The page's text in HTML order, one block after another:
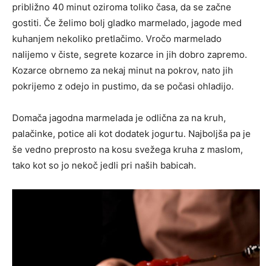
približno 40 minut oziroma toliko časa, da se začne
gostiti. Če želimo bolj gladko marmelado, jagode med
kuhanjem nekoliko pretlačimo. Vročo marmelado
nalijemo v čiste, segrete kozarce in jih dobro zapremo.
Kozarce obrnemo za nekaj minut na pokrov, nato jih
pokrijemo z odejo in pustimo, da se počasi ohladijo.
Domača jagodna marmelada je odlična za na kruh,
palačinke, potice ali kot dodatek jogurtu. Najboljša pa je
še vedno preprosto na kosu svežega kruha z maslom,
tako kot so jo nekoč jedli pri naših babicah.